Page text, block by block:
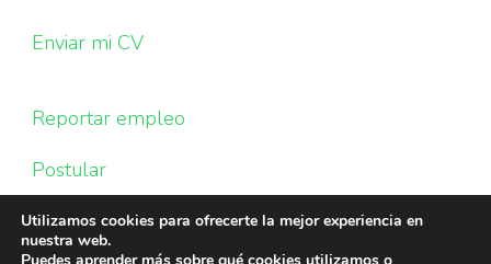
Enviar mi CV
Reportar empleo
Postular
Utilizamos cookies para ofrecerte la mejor experiencia en
nuestra web.